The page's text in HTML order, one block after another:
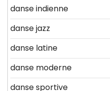
danse indienne
danse jazz
danse latine
danse moderne
danse sportive